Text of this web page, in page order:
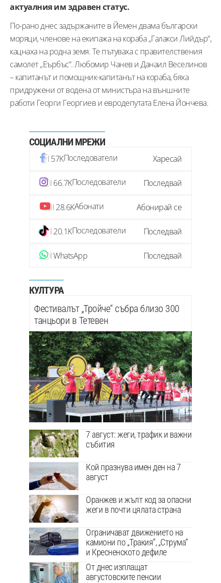
актуалния им здравен статус.
По-рано днес задържаните в Йемен двама български
моряци, членове на екипажа на кораба „Галакси Лийдър“,
кацнаха на родна земя. Те пътуваха с правителствения
самолет „Еърбъс“. Любомир Чанев и Данаил Веселинов
– капитанът и помощник-капитанът на кораба, бяха
придружени от водена от министъра на външните
работи Георги Георгиев и евродепутата Елена Йончева.
СОЦИАЛНИ МРЕЖИ
57KПоследователи Харесай
66.7KПоследователи Последвай
28.6KАбонати Абонирай се
20.1KПоследователи Последвай
WhatsApp Последвай
КУЛТУРА
Фестивалът „Тройче“ събра близо 300
танцьори в Тетевен
7 август: жеги, трафик и важни
събития
Кой празнува имен ден на 7
август
Оранжев и жълт код за опасни
жеги в почти цялата страна
Ограничават движението на
камиони по „Тракия“, „Струма“
и Кресненското дефиле
От днес изплащат
августовските пенсии